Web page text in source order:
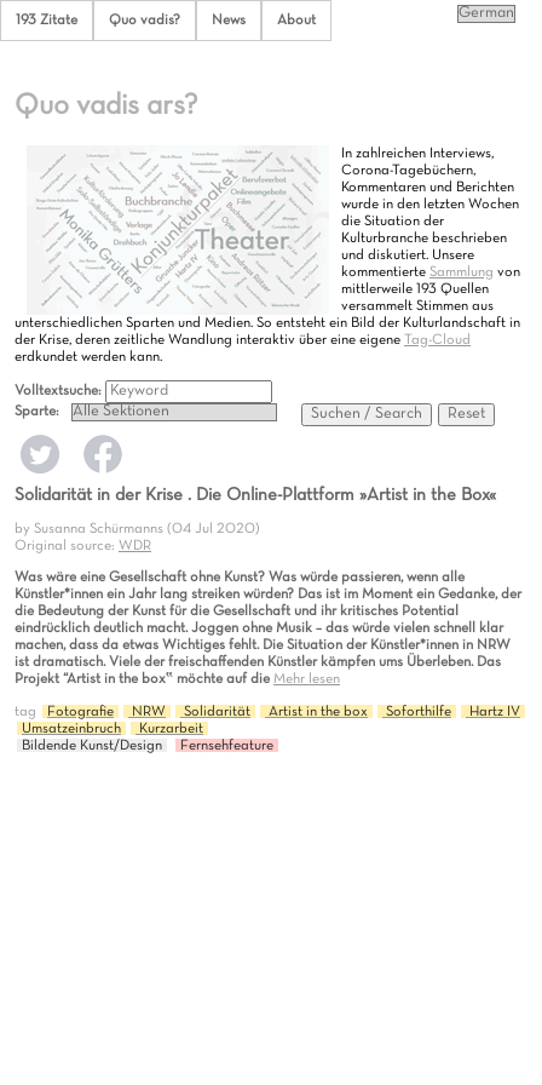
193 Zitate Quo vadis? News About
Quo vadis ars?
In zahlreichen Interviews,
Corona-Tagebüchern,
Kommentaren und Berichten
wurde in den letzten Wochen
die Situation der
Kulturbranche beschrieben
und diskutiert. Unsere
kommentierte Sammlung von
mittlerweile 193 Quellen
versammelt Stimmen aus
unterschiedlichen Sparten und Medien. So entsteht ein Bild der Kulturlandschaft in
der Krise, deren zeitliche Wandlung interaktiv über eine eigene Tag-Cloud
erdkundet werden kann.
Volltextsuche:
Sparte:
Suchen / Search Reset
Solidarität in der Krise . Die Online-Plattform »Artist in the Box«
by Susanna Schürmanns (04 Jul 2020)
Original source: WDR
Was wäre eine Gesellschaft ohne Kunst? Was würde passieren, wenn alle
Künstler*innen ein Jahr lang streiken würden? Das ist im Moment ein Gedanke, der
die Bedeutung der Kunst für die Gesellschaft und ihr kritisches Potential
eindrücklich deutlich macht. Joggen ohne Musik – das würde vielen schnell klar
machen, dass da etwas Wichtiges fehlt. Die Situation der Künstler*innen in NRW
ist dramatisch. Viele der freischaffenden Künstler kämpfen ums Überleben. Das
Projekt “Artist in the box‟ möchte auf die Mehr lesen
tag Fotografie NRW Solidarität Artist in the box Soforthilfe
Hartz IV
Umsatzeinbruch
Kurzarbeit
Bildende Kunst/Design
Fernsehfeature